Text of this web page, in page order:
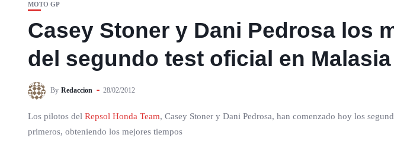
MOTO GP
Casey Stoner y Dani Pedrosa los
del segundo test oficial en Malasia
By Redaccion 28/02/2012
Los pilotos del Repsol Honda Team, Casey Stoner y Dani Pedrosa, han comenzado hoy los
primeros, obteniendo los mejores tiempos